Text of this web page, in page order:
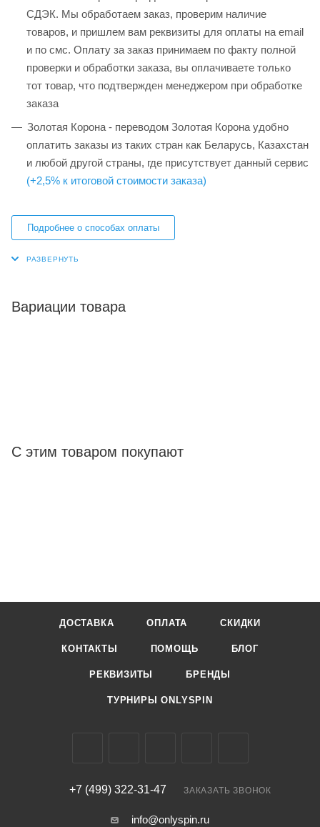
СДЭК. Мы обработаем заказ, проверим наличие
товаров, и пришлем вам реквизиты для оплаты на email
и по смс. Оплату за заказ принимаем по факту полной
проверки и обработки заказа, вы оплачиваете только
тот товар, что подтвержден менеджером при обработке
заказа
Золотая Корона - переводом Золотая Корона удобно
оплатить заказы из таких стран как Беларусь, Казахстан
и любой другой страны, где присутствует данный сервис
(+2,5% к итоговой стоимости заказа)
Подробнее о способах оплаты
Вариации товара
С этим товаром покупают
ДОСТАВКА ОПЛАТА СКИДКИ
КОНТАКТЫ ПОМОЩЬ БЛОГ
РЕКВИЗИТЫ БРЕНДЫ
ТУРНИРЫ ONLYSPIN
+7 (499) 322-31-47 ЗАКАЗАТЬ ЗВОНОК
info@onlyspin.ru